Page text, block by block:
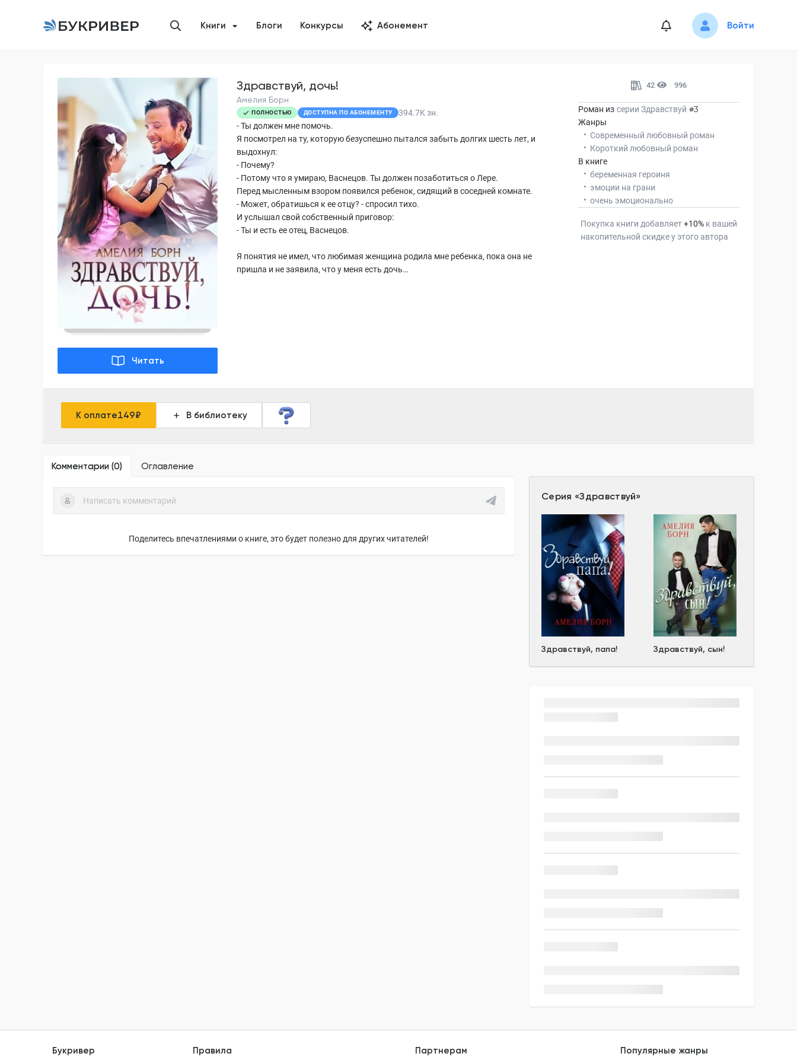
Книги Блоги Конкурсы Абонемент Войти
Читать
Здравствуй, дочь!
Амелия Борн
ПОЛНОСТЬЮ ДОСТУПНА ПО АБОНЕМЕНТУ 394.7K зн.
- Ты должен мне помочь.
Я посмотрел на ту, которую безуспешно пытался забыть долгих шесть лет, и
выдохнул:
- Почему?
- Потому что я умираю, Васнецов. Ты должен позаботиться о Лере.
Перед мысленным взором появился ребенок, сидящий в соседней комнате.
- Может, обратишься к ее отцу? - спросил тихо.
И услышал свой собственный приговор:
- Ты и есть ее отец, Васнецов.
Я понятия не имел, что любимая женщина родила мне ребенка, пока она не
пришла и не заявила, что у меня есть дочь…
42 996
Роман из серии Здравствуй #3
Жанры
Современный любовный роман
Короткий любовный роман
В книге
беременная героиня
эмоции на грани
очень эмоционально
Покупка книги добавляет+10% к вашей
накопительной скидке у этого автора
К оплате149₽ В библиотеку
Комментарии (0) Оглавление
Поделитесь впечатлениями о книге, это будет полезно для других читателей!
Серия «Здравствуй»
Здравствуй, папа! Здравствуй, сын!
Букривер Правила Партнерам Популярные жанры